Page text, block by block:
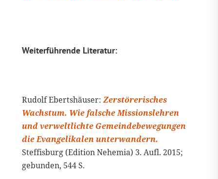
Weiterführende Literatur:
Rudolf Ebertshäuser: Zerstörerisches
Wachstum. Wie falsche Missionslehren
und verweltlichte Gemeindebewegungen
die Evangelikalen unterwandern.
Steffisburg (Edition Nehemia) 3. Aufl. 2015;
gebunden, 544 S.